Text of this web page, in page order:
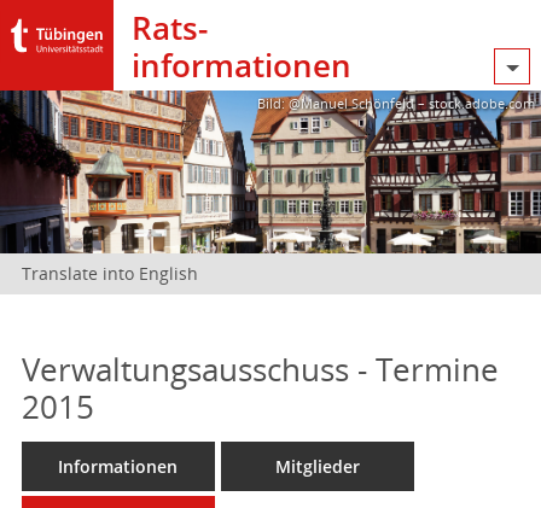
Rats­
informationen
Bild: @Manuel Schönfeld – stock.adobe.com
Translate into English
Verwaltungsausschuss - Termine
2015
Informationen Mitglieder